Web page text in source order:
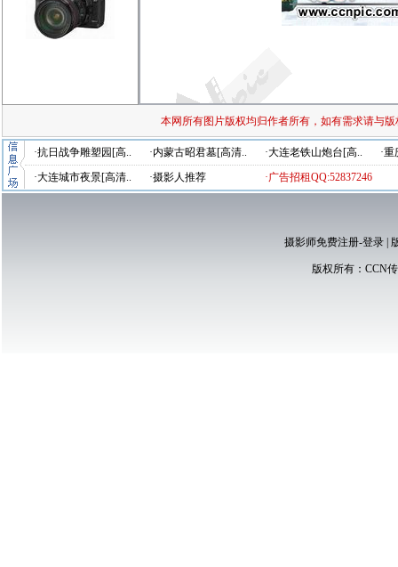
本网所有图片版权均归作者所有，如有需求请与
·抗日战争雕塑园[高.. ·内蒙古昭君墓[高清.. ·大连老铁山炮台[高..
·
·大连城市夜景[高清..
·摄影人推荐 ·广告招租QQ:52837246
摄影师免费注册-登录|
版权所有： CCN